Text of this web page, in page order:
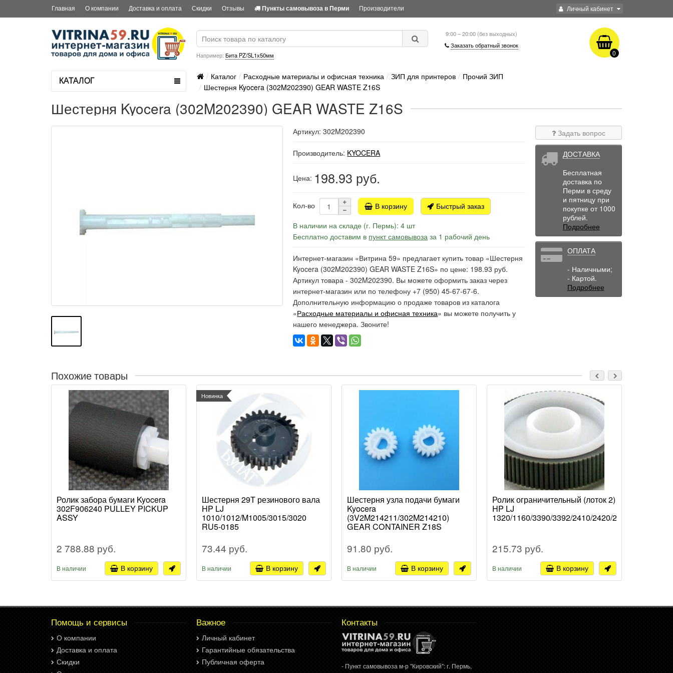
Личный кабинет
Главная О компании Доставка и оплата Скидки Отзывы Пункты самовывоза в Перми Производители
Например: Бита PZ/SL1х50мм
9:00 – 20:00 (без выходных)
Заказать обратный звонок
0
КАТАЛОГ Каталог Расходные материалы и офисная техника ЗИП для принтеров
Прочий ЗИП
Шестерня Kyocera (302M202390) GEAR WASTE Z16S
Шестерня Kyocera (302M202390) GEAR WASTE Z16S
Артикул: 302M202390
Производитель: KYOCERA
Цена: 198.93 руб.
Кол-во В корзину
Быстрый заказ
В наличии на складе (г. Пермь): 4 шт
Бесплатно доставим в пункт самовывоза за 1 рабочий день
Интернет-магазин «Витрина 59» предлагает купить товар «Шестерня
Kyocera (302M202390) GEAR WASTE Z16S» по цене: 198.93 руб.
Артикул товара - 302M202390. Вы можете оформить заказ через
интернет-магазин или по телефону +7 (950) 45-67-67-6.
Дополнительную информацию о продаже товаров из каталога
«Расходные материалы и офисная техника» вы можете получить у
нашего менеджера. Звоните!
Задать вопрос
ДОСТАВКА
Бесплатная
доставка по
Перми в среду
и пятницу при
покупке от 1000
рублей.
Подробнее
ОПЛАТА
- Наличными;
- Картой.
Подробнее
Похожие товары
Ролик забора бумаги Kyocera
302F906240 PULLEY PICKUP
ASSY
2 788.88 руб.
В наличии В корзину
Новинка
Шестерня 29T резинового вала
HP LJ
1010/1012/M1005/3015/3020
RU5-0185
73.44 руб.
В наличии В корзину
Шестерня узла подачи бумаги
Kyocera
(3V2M214211/302M214210)
GEAR CONTAINER Z18S
91.80 руб.
В наличии В корзину
Ролик ограничительный (лоток 2)
HP LJ
1320/1160/3390/3392/2410/2420/2430/P2014/
215.73 руб.
В наличии В корзину
Помощь и сервисы
О компании
Доставка и оплата
Скидки
Важное
Личный кабинет
Гарантийные обязательства
Публичная оферта
Контакты
- Пункт самовывоза м-р "Кировский": г. Пермь,